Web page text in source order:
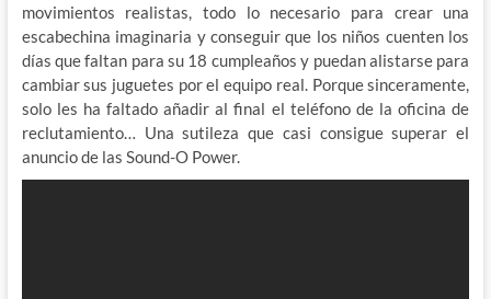
movimientos realistas, todo lo necesario para crear una
escabechina imaginaria y conseguir que los niños cuenten los
días que faltan para su 18 cumpleaños y puedan alistarse para
cambiar sus juguetes por el equipo real. Porque sinceramente,
solo les ha faltado añadir al final el teléfono de la oficina de
reclutamiento… Una sutileza que casi consigue superar el
anuncio de las Sound-O Power.